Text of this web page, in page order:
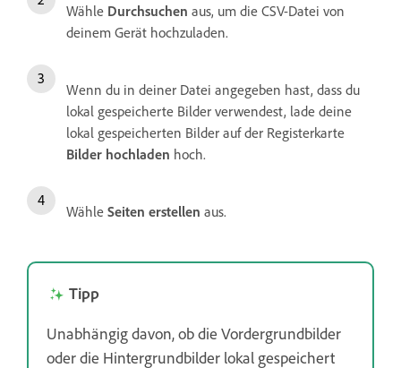
Wähle Durchsuchen aus, um die CSV-Datei von
deinem Gerät hochzuladen.
Wenn du in deiner Datei angegeben hast, dass du
lokal gespeicherte Bilder verwendest, lade deine
lokal gespeicherten Bilder auf der Registerkarte
Bilder hochladen hoch.
Wähle Seiten erstellen aus.
Tipp
Unabhängig davon, ob die Vordergrundbilder
oder die Hintergrundbilder lokal gespeichert